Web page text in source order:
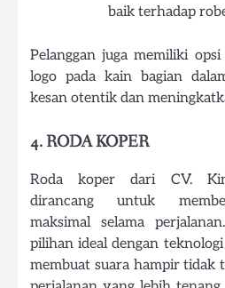
baik terhadap
Pelanggan juga memiliki
logo pada kain bagian
kesan otentik dan
4. RODA KOPER
Roda koper dari CV.
dirancang untuk
maksimal selama
pilihan ideal dengan
membuat suara hampir tidak